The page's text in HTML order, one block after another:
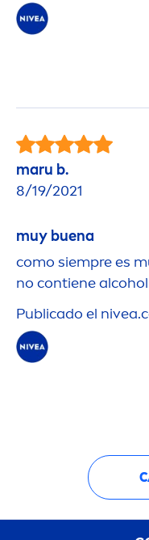
maru b.
8/19/2021
muy buena
como siempre es
no contiene
Publicado el nivea